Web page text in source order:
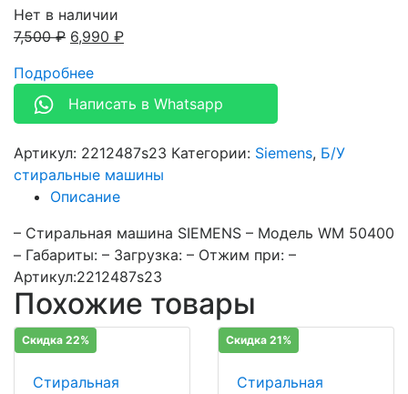
Нет в наличии
7,500₽ 6,990 ₽
Подробнее
Написать в Whatsapp
Артикул: 2212487s23 Категории: Siemens, Б/У
стиральные машины
Описание
– Стиральная машина SIEMENS – Модель WM 50400
– Габариты: – Загрузка: – Отжим при: –
Артикул:2212487s23
Похожие товары
Скидка 22%
Стиральная
Скидка 21%
Стиральная